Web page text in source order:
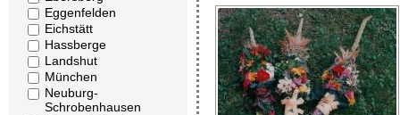
Eggenfelden
Eichstätt
Hassberge
Landshut
München
Neuburg-
Schrobenhausen